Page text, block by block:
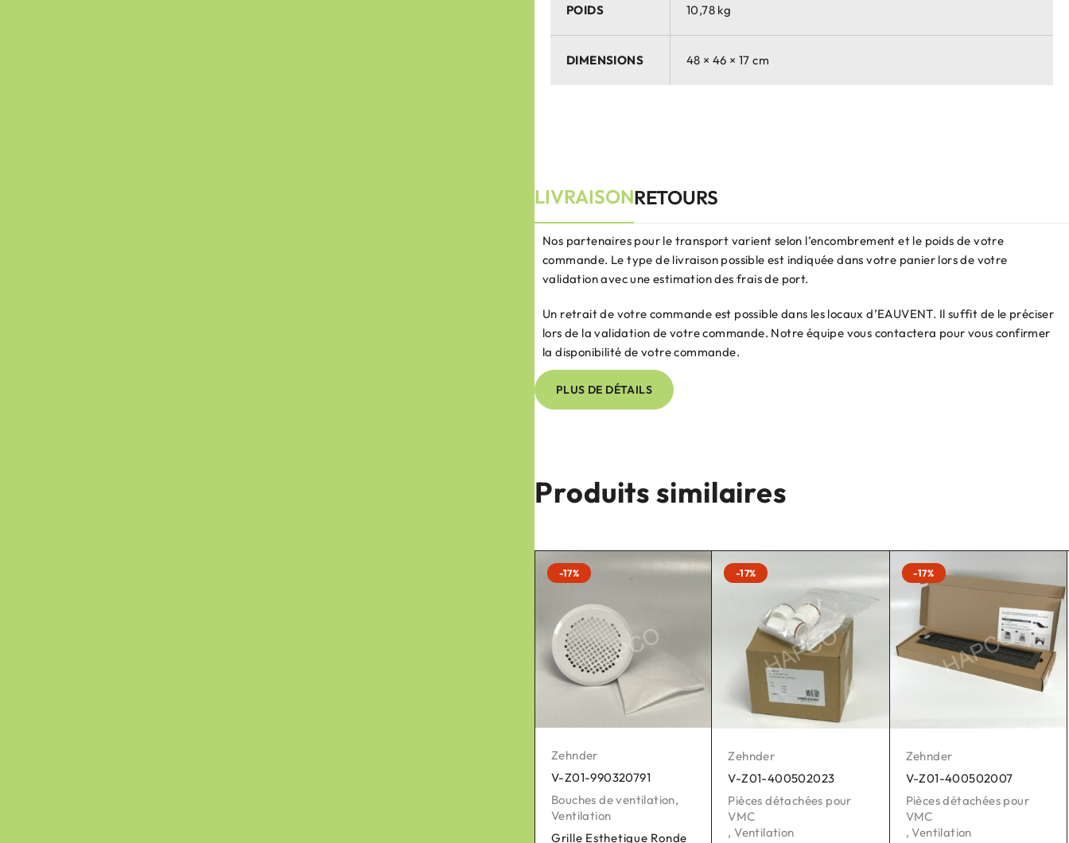
POIDS 10,78 kg
DIMENSIONS 48 × 46 × 17 cm
LIVRAISONRETOURS
Nos partenaires pour le transport varient selon l’encombrement et le poids de votre
commande. Le type de livraison possible est indiquée dans votre panier lors de votre
validation avec une estimation des frais de port.
Un retrait de votre commande est possible dans les locaux d’EAUVENT. Il suffit de le préciser
lors de la validation de votre commande. Notre équipe vous contactera pour vous confirmer
la disponibilité de votre commande.
PLUS DE DÉTAILS
Produits similaires
-17%
Zehnder
V-Z01-990320791
Bouches de ventilation,
Ventilation
Grille Esthetique Ronde
-17%
Zehnder
V-Z01-400502023
Pièces détachées pour
VMC
, Ventilation
-17%
Zehnder
V-Z01-400502007
Pièces détachées pour
VMC
, Ventilation